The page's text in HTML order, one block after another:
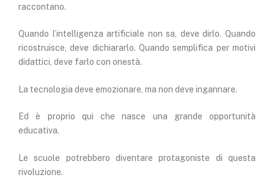
raccontano.
Quando l’intelligenza artificiale non sa, deve dirlo. Quando
ricostruisce, deve dichiararlo. Quando semplifica per motivi
didattici, deve farlo con onestà.
La tecnologia deve emozionare, ma non deve ingannare.
Ed è proprio qui che nasce una grande opportunità
educativa.
Le scuole potrebbero diventare protagoniste di questa
rivoluzione.